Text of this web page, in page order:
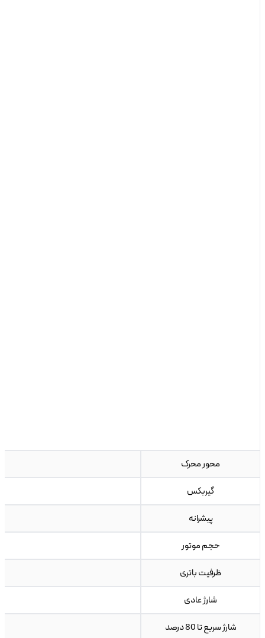
محور محرک
گیربکس
پیشرانه
حجم موتور
ظرفیت باتری
شارژ عادی
شارژ سریع تا 80 درصد